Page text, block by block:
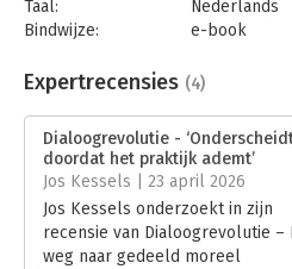
Taal:
Nederlands
Bindwijze:
e-book
Bestandsformaat:
epub
Uitgever:
Druk:
1
Verschijningsdatum:
22-9-2025
Hoofdrubriek: Algemeen
Expertrecensies (4)
Dialoogrevolutie -
doordat het praktijk ademt’
Jos Kessels | 23 april 2026
Jos Kessels onderzoekt in zijn
recensie van Dialoogrevolutie –
weg naar gedeeld moreel